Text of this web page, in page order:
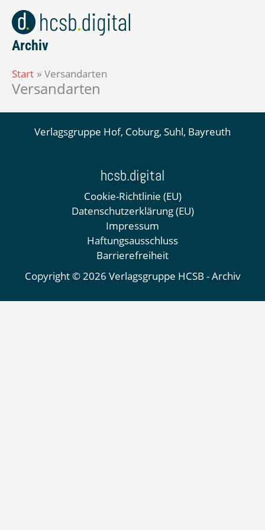
Zum
Inhalt
springen
Archiv
Start Versandarten
Versandarten
Verlagsgruppe Hof, Coburg, Suhl, Bayreuth
hcsb.digital
Cookie-Richtlinie (EU)
Datenschutzerklärung (EU)
Impressum
Haftungsausschluss
Barrierefreiheit
Copyright © 2026 Verlagsgruppe HCSB - Archiv